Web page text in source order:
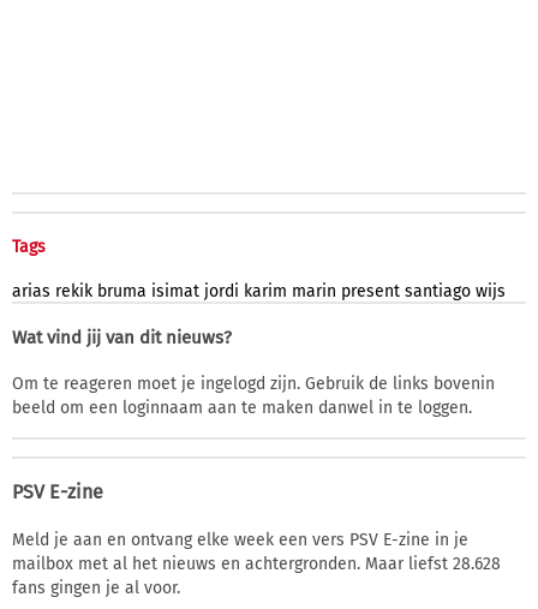
Tags
arias rekik bruma isimat jordi karim marin present santiago wijs
Wat vind jij van dit nieuws?
Om te reageren moet je ingelogd zijn. Gebruik de links bovenin
beeld om een loginnaam aan te maken danwel in te loggen.
PSV E-zine
Meld je aan en ontvang elke week een vers PSV E-zine in je
mailbox met al het nieuws en achtergronden. Maar liefst 28.628
fans gingen je al voor.